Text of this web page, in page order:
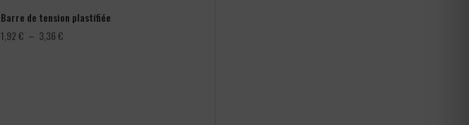
Barre de tension plastifiée
1,92€ – 3,36€